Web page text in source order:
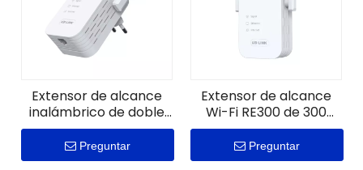
Extensor de alcance
inalámbrico de doble
banda RE1200
1200Mbps
Preguntar
Extensor de alcance
Wi-Fi RE300 de 300
Mbps
Preguntar